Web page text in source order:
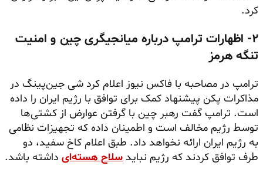
کرد.
۲- اظهارات ترامپ درباره میانجیگری چین و امنیت
تنگه هرمز
ترامپ در مصاحبه با فاکس نیوز اعلام کرد شی جین‌پینگ در
مذاکرات پکن پیشنهاد کمک برای توافق با رژیم ایران را داده
است. ترامپ گفت رهبر چین با گرفتن عوارض از کشتی‌ها
توسط رژیم مخالف است و اطمینان داده که تجهیزات نظامی
به رژیم ایران ارائه نخواهد داد. طبق اعلام کاخ سفید، دو
طرف توافق کردند که رژیم نباید سلاح هسته‌ای داشته باشد.